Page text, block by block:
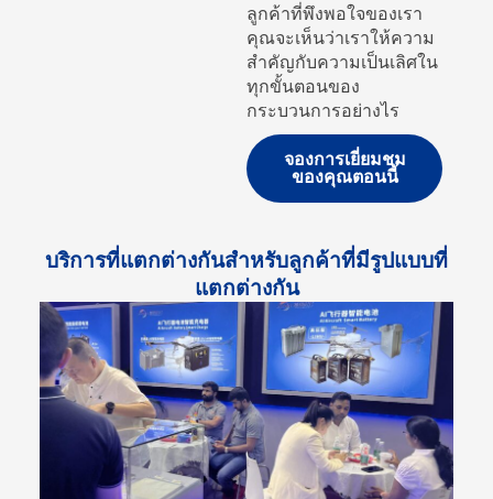
ลูกค้าที่พึงพอใจของเรา
คุณจะเห็นว่าเราให้ความ
สำคัญกับความเป็นเลิศใน
ทุกขั้นตอนของ
กระบวนการอย่างไร
จองการเยี่ยมชม
ของคุณตอนนี้
บริการที่แตกต่างกันสำหรับลูกค้าที่มีรูปแบบที่
แตกต่างกัน